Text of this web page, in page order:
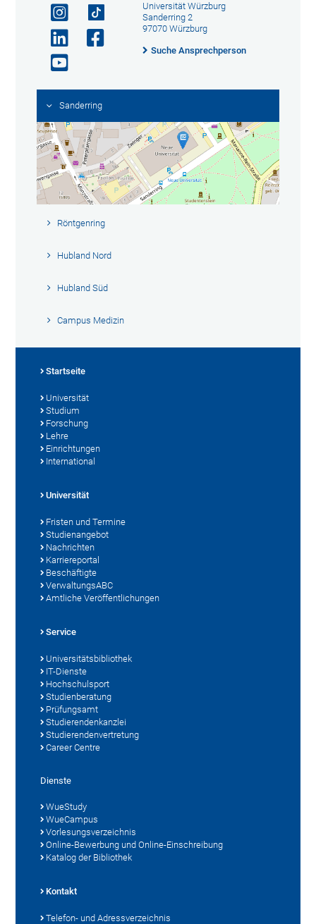
Universität Würzburg
Sanderring 2
97070 Würzburg
Suche Ansprechperson
Sanderring
Röntgenring
Hubland Nord
Hubland Süd
Campus Medizin
Startseite
Universität
Studium
Forschung
Lehre
Einrichtungen
International
Universität
Fristen und Termine
Studienangebot
Nachrichten
Karriereportal
Beschäftigte
VerwaltungsABC
Amtliche Veröffentlichungen
Service
Universitätsbibliothek
IT-Dienste
Hochschulsport
Studienberatung
Prüfungsamt
Studierendenkanzlei
Studierendenvertretung
Career Centre
Dienste
WueStudy
WueCampus
Vorlesungsverzeichnis
Online-Bewerbung und Online-Einschreibung
Katalog der Bibliothek
Kontakt
Telefon- und Adressverzeichnis